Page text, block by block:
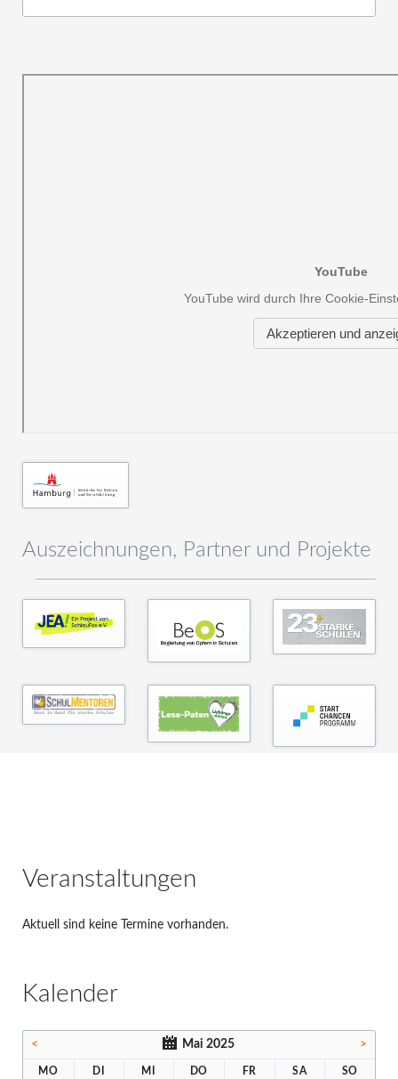
Auszeichnungen, Partner und Projekte
Veranstaltungen
Aktuell sind keine Termine vorhanden.
Kalender
< Mai 2025 >
MO DI MI DO FR SA SO